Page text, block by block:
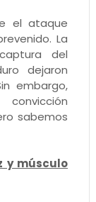
el ataque
La
del
dejaron
embargo,
sabemos
y músculo